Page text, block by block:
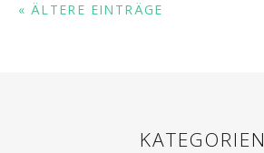
« ÄLTERE EINTRÄGE
KATEGORIEN